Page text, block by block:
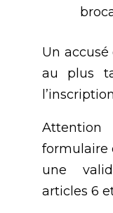
Un
au plus
formulaire
une
articles 6